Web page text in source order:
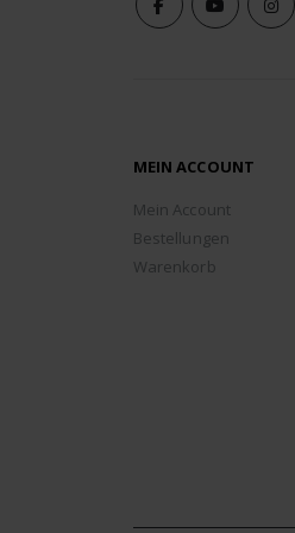
MEIN ACCOUNT
Mein Account
Bestellungen
Warenkorb